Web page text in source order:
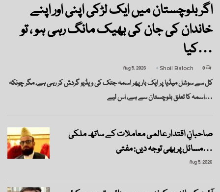
اگر بلوچستان میں ایک لڑکی اپنی اور اپنے
خاندان کی جان کی بھیک مانگ رہی ہو ، تو
کیا…
Shoil Baloch
Aug 5, 2026
‏کل سے سوشل میڈیا پر ایک بار پھر اسمہ جتک کی ویڈیو گردش کر رہی ہے، مگر چونکہ
اسمہ کا تعلق بلوچستان سے ہے، اس لیے…
صاحبانِ اقتدار عالمی معاملات کے ساتھ ملکی
مسائل پر بھی توجہ دیں: مفتی…
Aug 5, 2026